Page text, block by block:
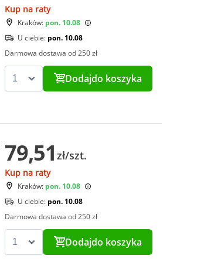
Kup na raty
Kraków: pon. 10.08
U ciebie: pon. 10.08
Darmowa dostawa od 250 zł
Dodajdo koszyka
79,51 zł/szt.
Kup na raty
Kraków: pon. 10.08
U ciebie: pon. 10.08
Darmowa dostawa od 250 zł
Dodajdo koszyka